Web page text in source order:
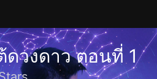
ดวงดาว ตอนที่ 1